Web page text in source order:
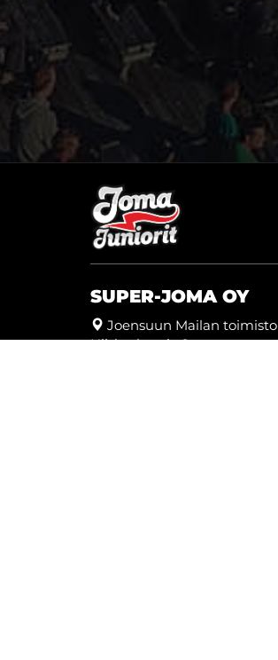
SUPER-JOMA OY
Joensuun Mailan toimisto
Hiiskoskentie 9